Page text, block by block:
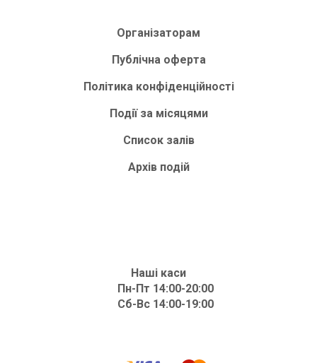
Організаторам
Публічна оферта
Політика конфіденційності
Події за місяцями
Список залів
Архів подій
Наші каси
Пн-Пт 14:00-20:00
Сб-Вс 14:00-19:00